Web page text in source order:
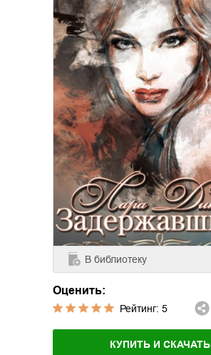
В библиотеку
Оценить:
Рейтинг: 5
КУПИТЬ И СКАЧАТЬ